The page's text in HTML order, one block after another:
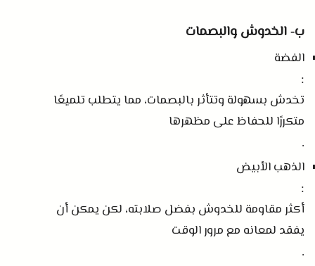
ب- الخدوش والبصمات
الفضة
:
تخدش بسهولة وتتأثر بالبصمات، مما يتطلب تلميعًا
متكررًا للحفاظ على مظهرها
.
الذهب الأبيض
:
أكثر مقاومة للخدوش بفضل صلابته، لكن يمكن أن
يفقد لمعانه مع مرور الوقت
.